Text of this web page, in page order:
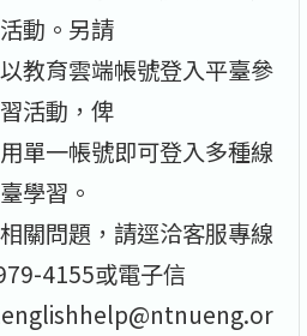
動。另請
教育雲端帳號登入平臺參
活動，俾
單一帳號即可登入多種線
學習。
關問題，請逕洽客服專線
4155或電子信